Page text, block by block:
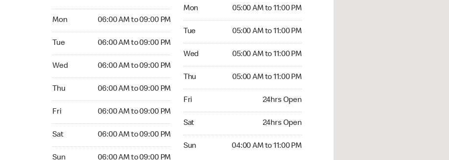
Mon 06:00 AM to 09:00 PM
Tue 06:00 AM to 09:00 PM
Wed 06:00 AM to 09:00 PM
Thu 06:00 AM to 09:00 PM
Fri 06:00 AM to 09:00 PM
Sat 06:00 AM to 09:00 PM
Sun 06:00 AM to 09:00 PM
Mon 05:00 AM to 11:00 PM
Tue 05:00 AM to 11:00 PM
Wed 05:00 AM to 11:00 PM
Thu 05:00 AM to 11:00 PM
Fri 24hrs Open
Sat 24hrs Open
Sun 04:00 AM to 11:00 PM